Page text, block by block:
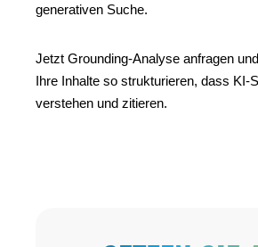
generativen Suche.
Jetzt Grounding-Analyse anfragen
Ihre Inhalte so strukturieren, dass KI-
verstehen und zitieren.